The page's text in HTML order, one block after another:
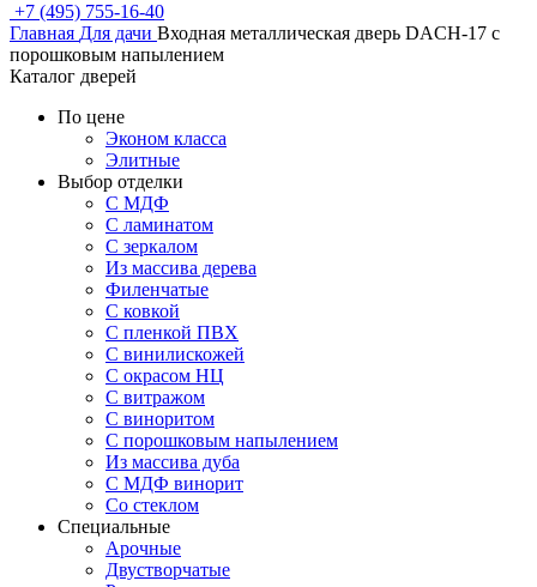
+7 (495) 755-16-40
Главная Для дачи Входная металлическая дверь DACH-17 с
порошковым напылением
Каталог дверей
По цене
Эконом класса
Элитные
Выбор отделки
С МДФ
С ламинатом
С зеркалом
Из массива дерева
Филенчатые
С ковкой
С пленкой ПВХ
С винилискожей
С окрасом НЦ
С витражом
С виноритом
С порошковым напылением
Из массива дуба
С МДФ винорит
Со стеклом
Специальные
Арочные
Двустворчатые